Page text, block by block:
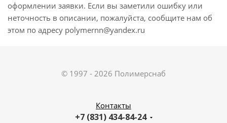
оформлении заявки. Если вы заметили ошибку или
неточность в описании, пожалуйста, сообщите нам об
этом по адресу polymernn@yandex.ru
© 1997 - 2026 Полимерснаб
Контакты
+7 (831) 434-84-24